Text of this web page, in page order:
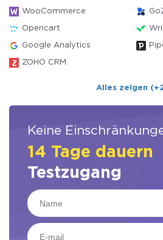
WooCommerce
Opencart
Google Analytics
ZOHO CRM
Alles zeigen
Keine
14 Tage dauern
Testzugang